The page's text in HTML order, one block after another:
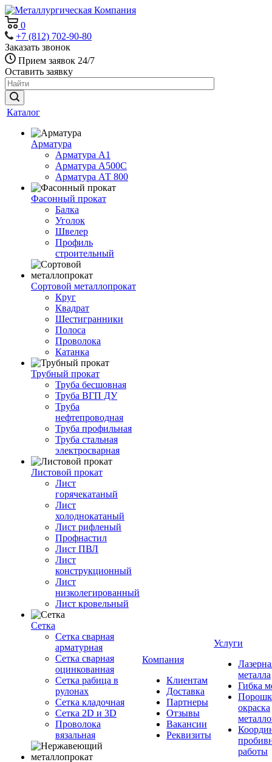
0
+7 (812) 702-90-80
Заказать звонок
Прием заявок 24/7
Оставить заявку
Каталог
Арматура
Арматура А1
Арматура А500С
Арматура АТ 800
Фасонный прокат
Балка
Уголок
Швелер
Профиль
строительный
Сортовой металлопрокат
Круг
Квадрат
Шестигранники
Полоса
Проволока
Катанка
Трубный прокат
Труба бесшовная
Труба ВГП ДУ
Труба
нефтепроводная
Труба профильная
Труба стальная
электросварная
Листовой прокат
Лист
горячекатаный
Лист
холоднокатаный
Лист рифленый
Профнастил
Лист ПВЛ
Лист
конструкционный
Лист
низколегированный
Лист кровельный
Сетка
Сетка сварная
арматурная
Сетка сварная
оцинкованная
Сетка рабица в
рулонах
Сетка кладочная
Сетка 2D и 3D
Проволока
вязальная
Компания
Клиентам
Доставка
Партнеры
Отзывы
Вакансии
Реквизиты
Услуги
металла
Гибка
окраска
работы